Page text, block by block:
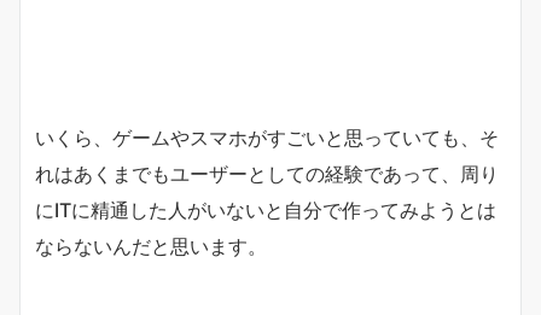
いくら、ゲームやスマホがすごいと思っていても、そ
れはあくまでもユーザーとしての経験であって、周り
にITに精通した人がいないと自分で作ってみようとは
ならないんだと思います。